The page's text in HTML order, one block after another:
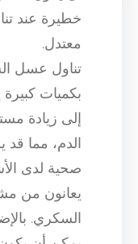
خطيرة عند
معتدل.
تناول عسل
بكميات
إلى زيادة
الدم، مما
صحية لدى
يعانون من
السكري.